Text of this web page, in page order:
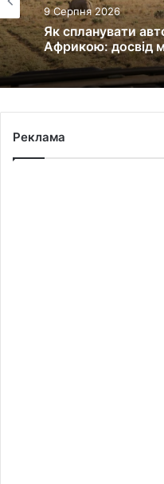
9 Серпня 2026
Як спланувати
Африкою: досвід
Реклама